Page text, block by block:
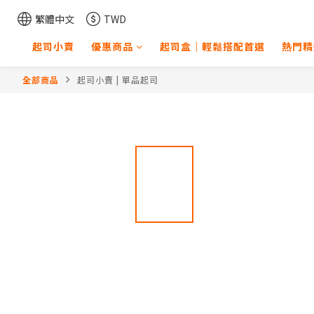
繁體中文
TWD
起司小賣
優惠商品 起司盒｜輕鬆搭配首選 熱門
全部商品 起司小賣 | 單品起司